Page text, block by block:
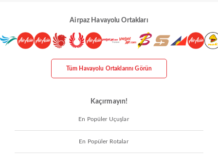
Airpaz Havayolu Ortakları
Tüm Havayolu Ortaklarını Görün
Kaçırmayın!
En Popüler Uçuşlar
En Popüler Rotalar